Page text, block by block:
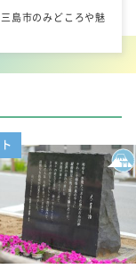
島市のみどころや魅